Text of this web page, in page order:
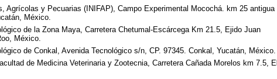
Agrícolas y Pecuarias (INIFAP), Campo Experimental Mocochá. km 25 antigua
México.
de la Zona Maya, Carretera Chetumal-Escárcega Km 21.5, Ejido Juan
México.
de Conkal, Avenida Tecnológico s/n, CP. 97345. Conkal, Yucatán, México.
de Medicina Veterinaria y Zootecnia, Carretera Cañada Morelos km 7.5, El